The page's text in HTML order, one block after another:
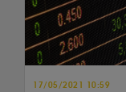
17/05/2021 10:59